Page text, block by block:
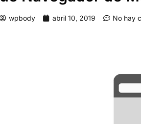
wpbody abril 10, 2019 No hay